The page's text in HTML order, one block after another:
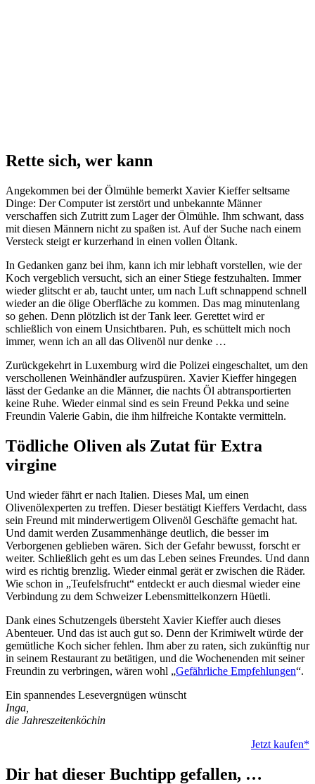
Rette sich, wer kann
Angekommen bei der Ölmühle bemerkt Xavier Kieffer seltsame
Dinge: Der Computer ist zerstört und unbekannte Männer
verschaffen sich Zutritt zum Lager der Ölmühle. Ihm schwant, dass
mit diesen Männern nicht zu spaßen ist. Auf der Suche nach einem
Versteck steigt er kurzerhand in einen vollen Öltank.
In Gedanken ganz bei ihm, kann ich mir lebhaft vorstellen, wie der
Koch vergeblich versucht, sich an einer Stiege festzuhalten. Immer
wieder glitscht er ab, taucht unter, um nach Luft schnappend schnell
wieder an die ölige Oberfläche zu kommen. Das mag minutenlang
so gehen. Denn plötzlich ist der Tank leer. Gerettet wird er
schließlich von einem Unsichtbaren. Puh, es schüttelt mich noch
immer, wenn ich an all das Olivenöl nur denke …
Zurückgekehrt in Luxemburg wird die Polizei eingeschaltet, um den
verschollenen Weinhändler aufzuspüren. Xavier Kieffer hingegen
lässt der Gedanke an die Männer, die nachts Öl abtransportierten
keine Ruhe. Wieder einmal sind es sein Freund Pekka und seine
Freundin Valerie Gabin, die ihm hilfreiche Kontakte vermitteln.
Tödliche Oliven als Zutat für Extra
virgine
Und wieder fährt er nach Italien. Dieses Mal, um einen
Olivenölexperten zu treffen. Dieser bestätigt Kieffers Verdacht, dass
sein Freund mit minderwertigem Olivenöl Geschäfte gemacht hat.
Und damit werden Zusammenhänge deutlich, die besser im
Verborgenen geblieben wären. Sich der Gefahr bewusst, forscht er
weiter. Schließlich geht es um das Leben seines Freundes. Und dann
wird es richtig brenzlig. Wieder einmal gerät er zwischen die Räder.
Wie schon in „Teufelsfrucht“ entdeckt er auch diesmal wieder eine
Verbindung zu dem Schweizer Lebensmittelkonzern Hüetli.
Dank eines Schutzengels übersteht Xavier Kieffer auch dieses
Abenteuer. Und das ist auch gut so. Denn der Krimiwelt würde der
gemütliche Koch sicher fehlen. Ihm aber zu raten, sich zukünftig nur
in seinem Restaurant zu betätigen, und die Wochenenden mit seiner
Freundin zu verbringen, wären wohl „Gefährliche Empfehlungen“.
Ein spannendes Lesevergnügen wünscht
Inga,
die Jahreszeitenköchin
Jetzt kaufen*
Dir hat dieser Buchtipp gefallen, …